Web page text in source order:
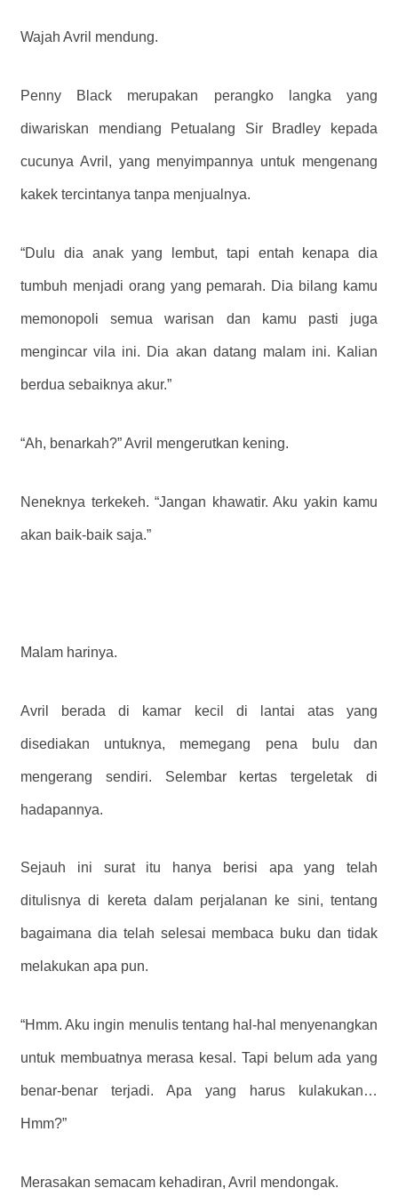
Wajah Avril mendung.
Penny Black merupakan perangko langka yang
diwariskan mendiang Petualang Sir Bradley kepada
cucunya Avril, yang menyimpannya untuk mengenang
kakek tercintanya tanpa menjualnya.
“Dulu dia anak yang lembut, tapi entah kenapa dia
tumbuh menjadi orang yang pemarah. Dia bilang kamu
memonopoli semua warisan dan kamu pasti juga
mengincar vila ini. Dia akan datang malam ini. Kalian
berdua sebaiknya akur.”
“Ah, benarkah?” Avril mengerutkan kening.
Neneknya terkekeh. “Jangan khawatir. Aku yakin kamu
akan baik-baik saja.”
Malam harinya.
Avril berada di kamar kecil di lantai atas yang
disediakan untuknya, memegang pena bulu dan
mengerang sendiri. Selembar kertas tergeletak di
hadapannya.
Sejauh ini surat itu hanya berisi apa yang telah
ditulisnya di kereta dalam perjalanan ke sini, tentang
bagaimana dia telah selesai membaca buku dan tidak
melakukan apa pun.
“Hmm. Aku ingin menulis tentang hal-hal menyenangkan
untuk membuatnya merasa kesal. Tapi belum ada yang
benar-benar terjadi. Apa yang harus kulakukan…
Hmm?”
Merasakan semacam kehadiran, Avril mendongak.